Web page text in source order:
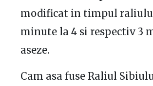
modificat in timpul
minute la 4 si respectiv 3
aseze.
Cam asa fuse Raliul